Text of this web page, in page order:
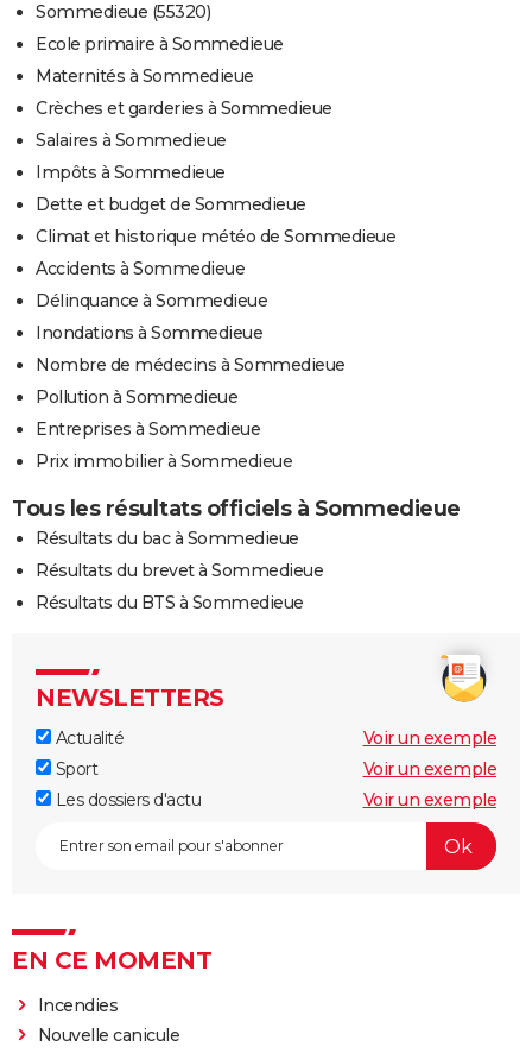
Sommedieue (55320)
Ecole primaire à Sommedieue
Maternités à Sommedieue
Crèches et garderies à Sommedieue
Salaires à Sommedieue
Impôts à Sommedieue
Dette et budget de Sommedieue
Climat et historique météo de Sommedieue
Accidents à Sommedieue
Délinquance à Sommedieue
Inondations à Sommedieue
Nombre de médecins à Sommedieue
Pollution à Sommedieue
Entreprises à Sommedieue
Prix immobilier à Sommedieue
Tous les résultats officiels à Sommedieue
Résultats du bac à Sommedieue
Résultats du brevet à Sommedieue
Résultats du BTS à Sommedieue
NEWSLETTERS
Actualité
Voir un exemple
Sport
Voir un exemple
Les dossiers d'actu
Voir un exemple
EN CE MOMENT
Incendies
Nouvelle canicule